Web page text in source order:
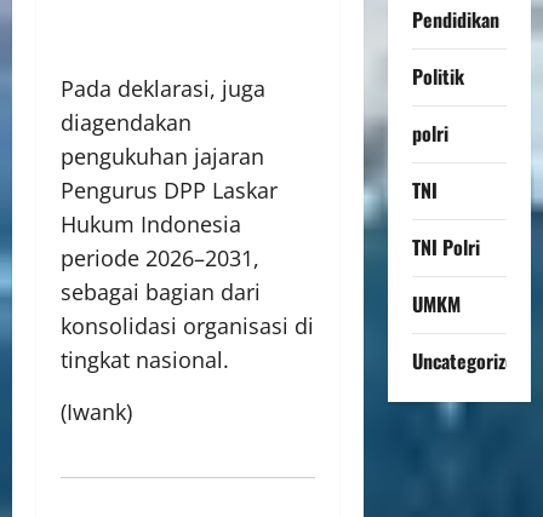
Pada deklarasi, juga
diagendakan
pengukuhan jajaran
Pengurus DPP Laskar
Hukum Indonesia
periode 2026–2031,
sebagai bagian dari
konsolidasi organisasi di
tingkat nasional.
(Iwank)
Pendidikan
Politik
polri
TNI
TNI Polri
UMKM
Uncategorized